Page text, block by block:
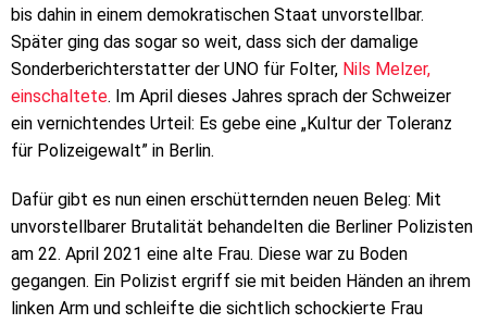
bis dahin in einem demokratischen Staat unvorstellbar.
Später ging das sogar so weit, dass sich der damalige
Sonderberichterstatter der UNO für Folter, Nils Melzer,
einschaltete. Im April dieses Jahres sprach der Schweizer
ein vernichtendes Urteil: Es gebe eine „Kultur der Toleranz
für Polizeigewalt” in Berlin.
Dafür gibt es nun einen erschütternden neuen Beleg: Mit
unvorstellbarer Brutalität behandelten die Berliner Polizisten
am 22. April 2021 eine alte Frau. Diese war zu Boden
gegangen. Ein Polizist ergriff sie mit beiden Händen an ihrem
linken Arm und schleifte die sichtlich schockierte Frau